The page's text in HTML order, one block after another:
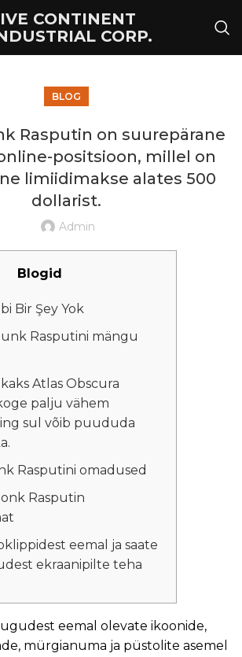
CONTINENT
CORP.
BLOG
Rasputin on suurepärane
positsioon, millel on
limiidimakse alates 500
dollarist.
Admin
Blogid
Bir Şey Yok
Rasputini mängu
Atlas Obscura
palju vähem
sul võib puududa
Rasputini omadused
Rasputin
eemal ja saate
ekraanipilte teha
eemal olevate ikoonide,
mürgianuma ja püstolite asemel